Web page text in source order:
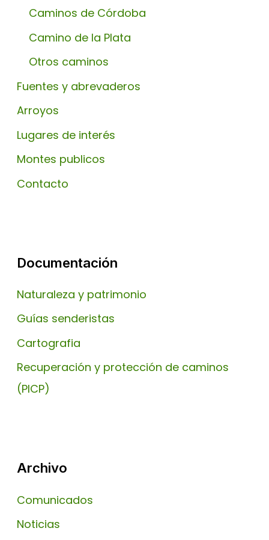
Caminos de Córdoba
Camino de la Plata
Otros caminos
Fuentes y abrevaderos
Arroyos
Lugares de interés
Montes publicos
Contacto
Documentación
Naturaleza y patrimonio
Guías senderistas
Cartografia
Recuperación y protección de caminos
(PICP)
Archivo
Comunicados
Noticias